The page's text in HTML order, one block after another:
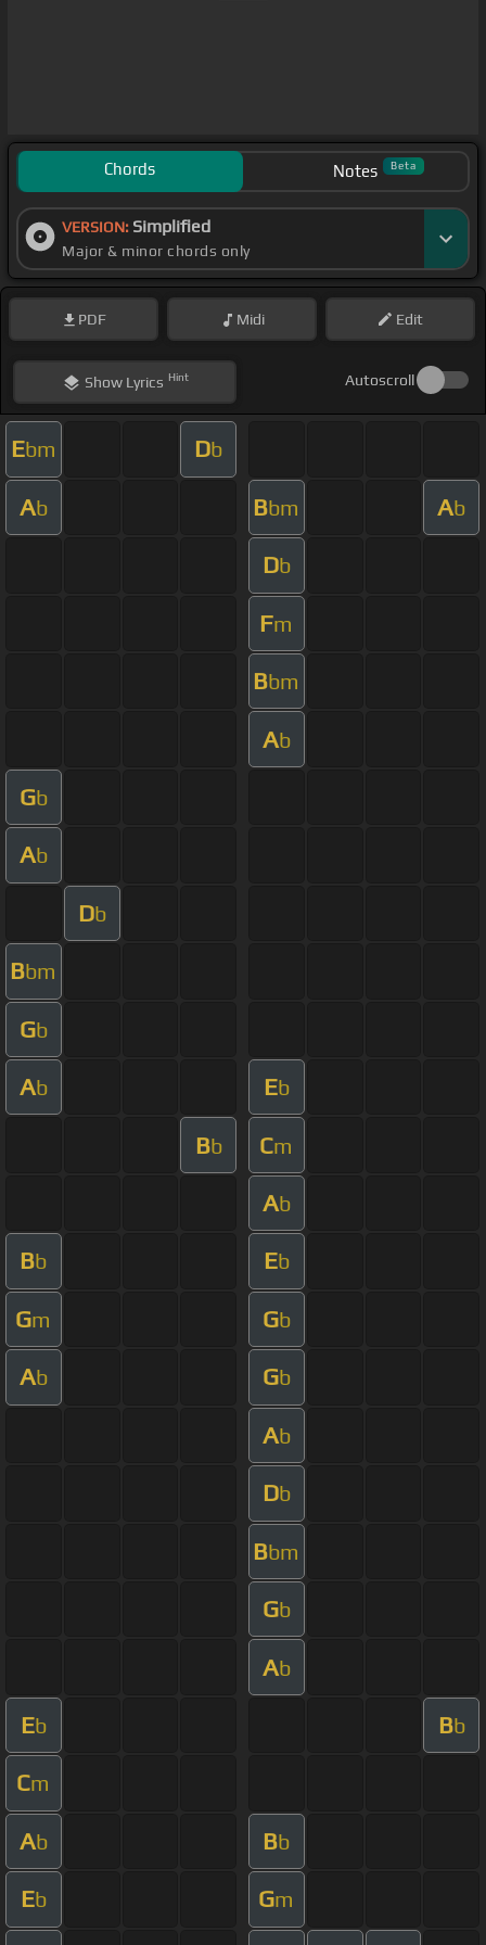
Chords Notes Beta
VERSION: Simplified
Major & minor chords only
PDF Midi Edit
ShowLyrics Hint Autoscroll
Ebm Db
Ab Bbm Ab
Db
Fm
Bbm
Ab
Gb
Ab
Db
Bbm
Gb
Ab Eb
Bb Cm
Ab
Bb Eb
Gm Gb
Ab Gb
Ab
Db
Bbm
Gb
Ab
Eb Bb
Cm
Ab Bb
Eb Gm